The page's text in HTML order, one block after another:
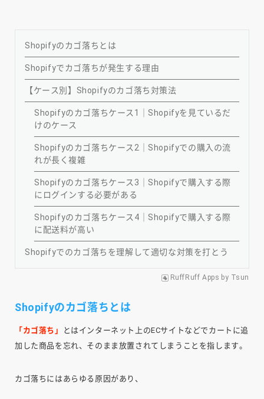
Shopifyのカゴ落ちとは
Shopifyでカゴ落ちが発生する理由
【ケース別】Shopifyのカゴ落ち対策法
Shopifyのカゴ落ちケース1｜Shopifyを見ているだ
けのケース
Shopifyのカゴ落ちケース2｜Shopifyでの購入の流
れが長く複雑
Shopifyのカゴ落ちケース3｜Shopifyで購入する際
にログインする必要がある
Shopifyのカゴ落ちケース4｜Shopifyで購入する際
に配送料が高い
Shopifyでのカゴ落ちを理解して適切な対策を打とう
RuffRuff Apps by Tsun
Shopifyのカゴ落ちとは
「カゴ落ち」
とはインターネット上のECサイトなどでカートに追
加した商品を忘れ、そのまま放置されてしまうことを指します。
カゴ落ちにはあらゆる原因があり、